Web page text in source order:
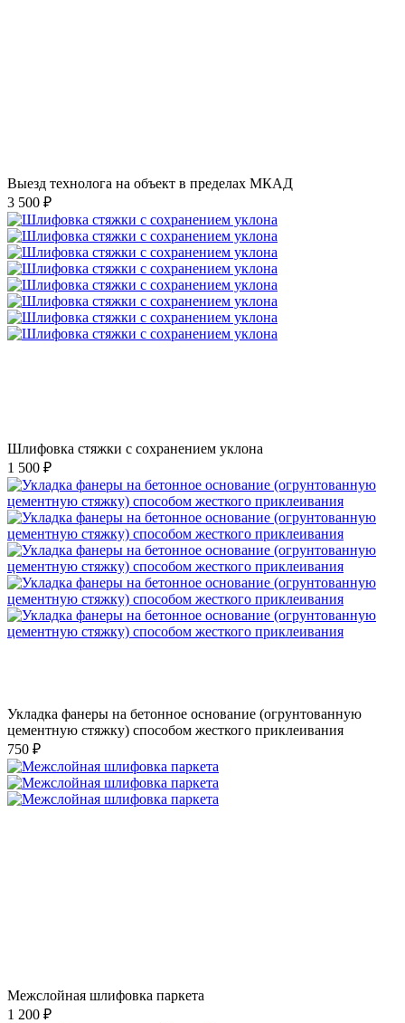
Выезд технолога на объект в пределах МКАД
3 500 ₽
Шлифовка стяжки с сохранением уклона
1 500 ₽
Укладка фанеры на бетонное основание (огрунтованную
цементную стяжку) способом жесткого приклеивания
750 ₽
Межслойная шлифовка паркета
1 200 ₽